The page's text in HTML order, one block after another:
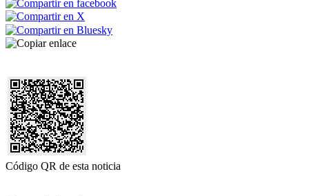
Código QR de esta noticia